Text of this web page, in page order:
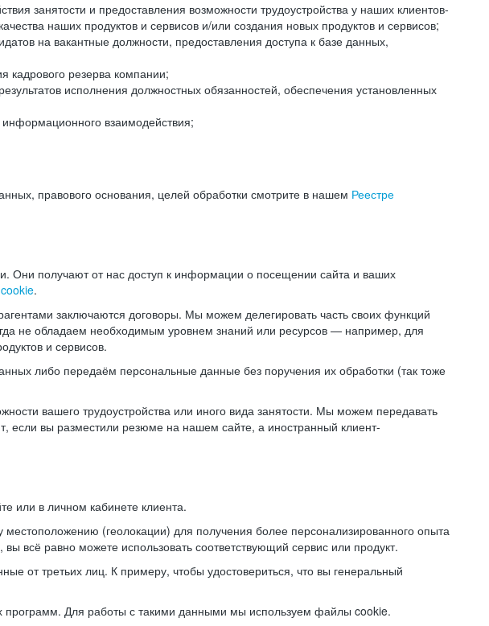
занятости и предоставления возможности трудоустройства у наших клиентов-
наших продуктов и сервисов и/или создания новых продуктов и сервисов;
на вакантные должности, предоставления доступа к базе данных,
кадрового резерва компании;
исполнения должностных обязанностей, обеспечения установленных
взаимодействия;
правового основания, целей обработки смотрите в нашем Реестре
Они получают от нас доступ к информации о посещении сайта и ваших
.
заключаются договоры. Мы можем делегировать часть своих функций
не обладаем необходимым уровнем знаний или ресурсов — например, для
и сервисов.
либо передаём персональные данные без поручения их обработки (так тоже
вашего трудоустройства или иного вида занятости. Мы можем передавать
если вы разместили резюме на нашем сайте, а иностранный клиент-
или в личном кабинете клиента.
(геолокации) для получения более персонализированного опыта
всё равно можете использовать соответствующий сервис или продукт.
от третьих лиц. К примеру, чтобы удостовериться, что вы генеральный
Для работы с такими данными мы используем файлы cookie.